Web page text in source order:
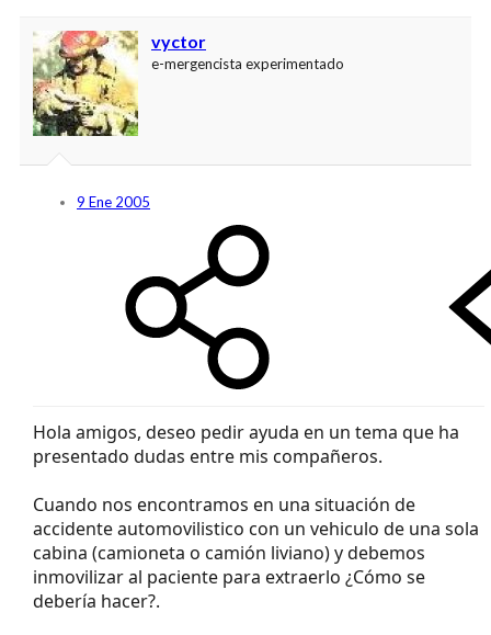
vyctor
e-mergencista experimentado
9 Ene 2005
Hola amigos, deseo pedir ayuda en un tema que ha
presentado dudas entre mis compañeros.
Cuando nos encontramos en una situación de
accidente automovilistico con un vehiculo de una sola
cabina (camioneta o camión liviano) y debemos
inmovilizar al paciente para extraerlo ¿Cómo se
debería hacer?.